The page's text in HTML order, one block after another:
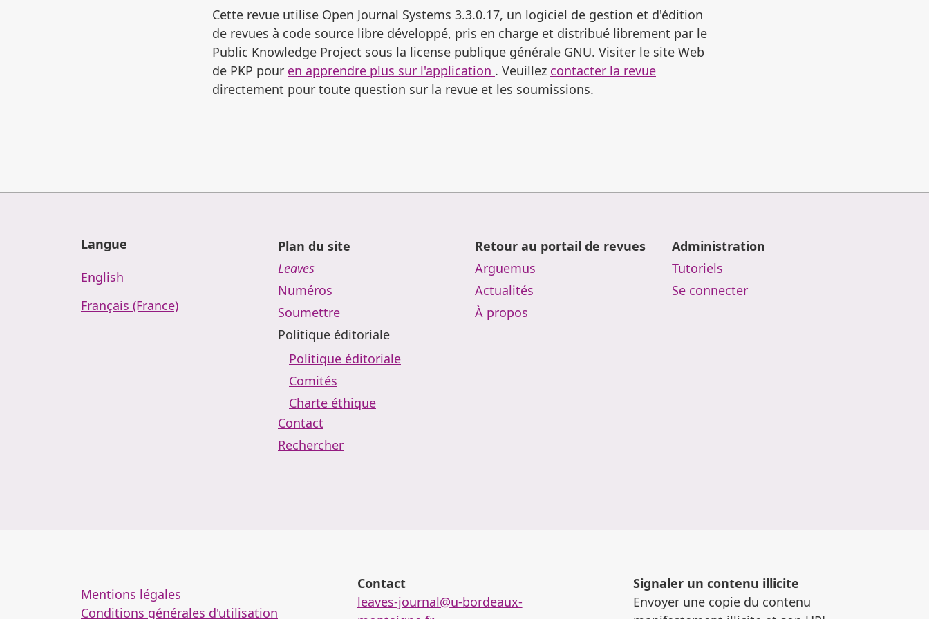
Cette revue utilise Open Journal Systems 3.3.0.17, un logiciel de gestion et d'édition
de revues à code source libre développé, pris en charge et distribué librement par le
Public Knowledge Project sous la license publique générale GNU. Visiter le site Web
de PKP pour en apprendre plus sur l'application . Veuillez contacter la revue
directement pour toute question sur la revue et les soumissions.
Langue
English
Français (France)
Plan du site
Leaves
Numéros
Soumettre
Politique éditoriale
Politique éditoriale
Comités
Charte éthique
Contact
Rechercher
Retour au portail de revues
Arguemus
Actualités
À propos
Administration
Tutoriels
Se connecter
Mentions légales
Conditions générales d'utilisation
Contact
leaves-journal@u-bordeaux-
Signaler un contenu illicite
Envoyer une copie du contenu